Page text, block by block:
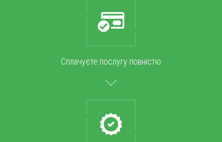
Сплачуєте послугу повністю